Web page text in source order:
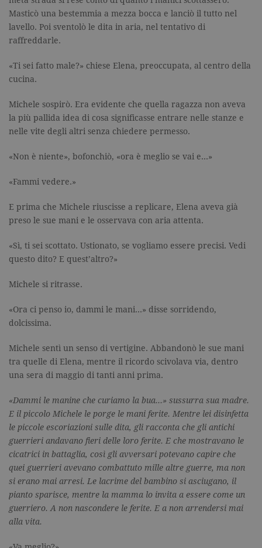
Masticò una bestemmia a mezza bocca e lanciò il tutto nel
lavello. Poi sventolò le dita in aria, nel tentativo di
raffreddarle.
«Ti sei fatto male?» chiese Elena, preoccupata, al centro della
cucina.
Michele sospirò. Era evidente che quella ragazza non aveva
la più pallida idea di cosa significasse entrare nelle stanze e
nelle vite degli altri senza chiedere permesso.
«Non è niente», bofonchiò, «ora è meglio se vai e…»
«Fammi vedere.»
E prima che Michele riuscisse a replicare, Elena aveva già
preso le sue mani e le osservava con aria attenta.
«Sì, ti sei scottato. Ustionato, se vogliamo essere precisi. Vedi
questo dito? E quest’altro?»
Michele si ritrasse.
«Ora ci penso io, dammi le mani…» disse sorridendo,
dolcissima.
Michele sentì un senso di vertigine. Abbandonò le sue mani
tra quelle di Elena, mentre il ricordo scivolava via, dentro
una sera di maggio di tanti anni prima.
«Dammi le manine che curiamo la bua…» sussurra sua madre.
E il piccolo Michele le porge le mani ferite. Mentre lei disinfetta
le piccole escoriazioni sulle dita, gli racconta che gli antichi
guerrieri andavano fieri delle loro ferite. E che mostravano le
cicatrici in battaglia, così gli avversari potevano capire che
quei guerrieri avevano combattuto mille altre guerre, ma non
si erano mai arresi. Le lacrime del bambino si asciugano, il
pianto sparisce, mentre la mamma lo invita a essere come un
guerriero. A non nascondere le ferite. E a non arrendersi mai
alla vita.